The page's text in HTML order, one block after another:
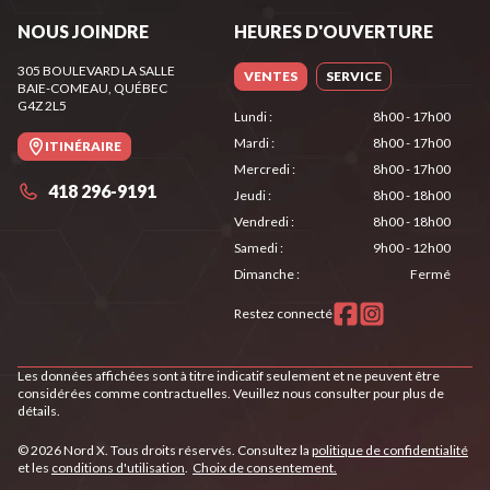
NOUS JOINDRE
305 BOULEVARD LA SALLE
BAIE-COMEAU, QUÉBEC
G4Z 2L5
ITINÉRAIRE
418 296-9191
HEURES D'OUVERTURE
VENTES SERVICE
Lundi:
8h00 - 17h00
Mardi:
8h00 - 17h00
Mercredi:
8h00 - 17h00
Jeudi:
8h00 - 18h00
Vendredi:
8h00 - 18h00
Samedi:
9h00 - 12h00
Dimanche: Fermé
Restez connecté
Les données affichées sont à titre indicatif seulement et ne peuvent être
considérées comme contractuelles. Veuillez nous consulter pour plus de
détails.
© 2026 Nord X. Tous droits réservés. Consultez la politique de confidentialité
et les conditions d'utilisation. Choix de consentement.